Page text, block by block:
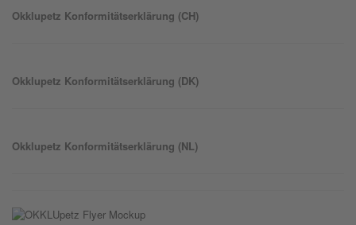
Okklupetz Konformitätserklärung (CH)
Okklupetz Konformitätserklärung (DK)
Okklupetz Konformitätserklärung (NL)